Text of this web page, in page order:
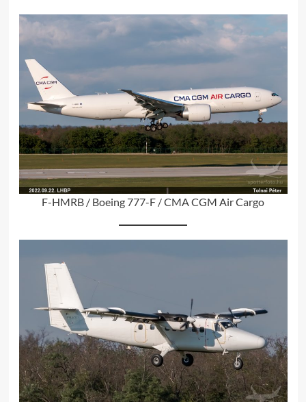
F-HMRB / Boeing 777-F / CMA CGM Air Cargo